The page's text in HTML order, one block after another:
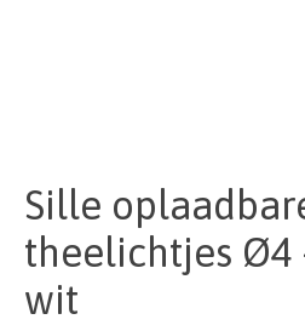
Sille
theelichtjes Ø4
wit